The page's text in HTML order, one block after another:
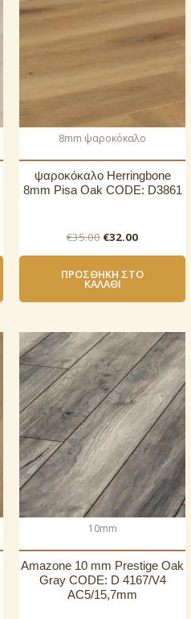
8mm ψαροκόκαλο
ψαροκόκαλο Herringbone
8mm Pisa Oak CODE: D3861
€35.00 Original
€35.00.
€32.00Η
είναι:
ΠΡΟΣΘΉΚΗ ΣΤΟ
ΚΑΛΆΘΙ
10mm
Amazone 10 mm Prestige Oak
Gray CODE: D 4167/V4
AC5/15,7mm